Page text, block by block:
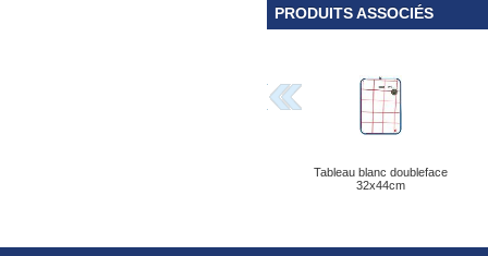
PRODUITS ASSOCIÉS
Tableau blanc doubleface
32x44cm